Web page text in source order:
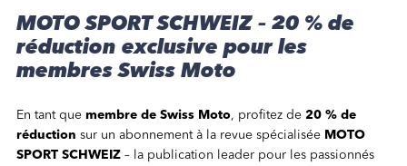
MOTO SPORT SCHWEIZ – 20 % de
réduction exclusive pour les
membres Swiss Moto
En tant que membre de Swiss Moto, profitez de 20 % de
réduction sur un abonnement à la revue spécialisée MOTO
SPORT SCHWEIZ – la publication leader pour les passionnés